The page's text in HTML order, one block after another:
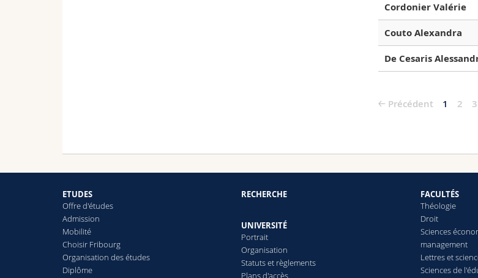
Cordonier Valérie
Couto Alexandra
De Cesaris
Précédent 1 2 3
ETUDES
Offre d'études
Admission
Mobilité
Choisir Fribourg
Organisation des études
Diplôme
RECHERCHE
UNIVERSITÉ
Portrait
Organisation
Statuts et règlements
Plans d'accès
FACULTÉS
Théologie
Droit
Sciences
management
Lettreset
Sciences de